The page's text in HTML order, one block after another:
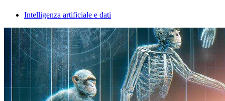
Intelligenza artificiale e dati